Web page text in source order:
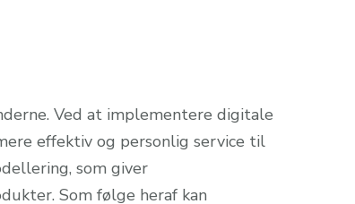
Ved at implementere digitale
effektiv og personlig service til
som giver
Som følge heraf kan